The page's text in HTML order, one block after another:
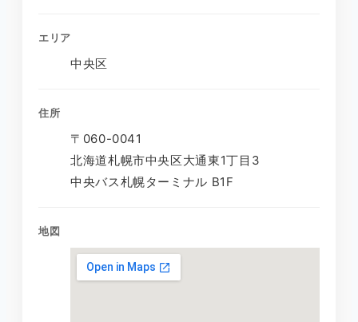
エリア
中央区
住所
〒060-0041
北海道札幌市中央区大通東1丁目3
中央バス札幌ターミナル B1F
地図